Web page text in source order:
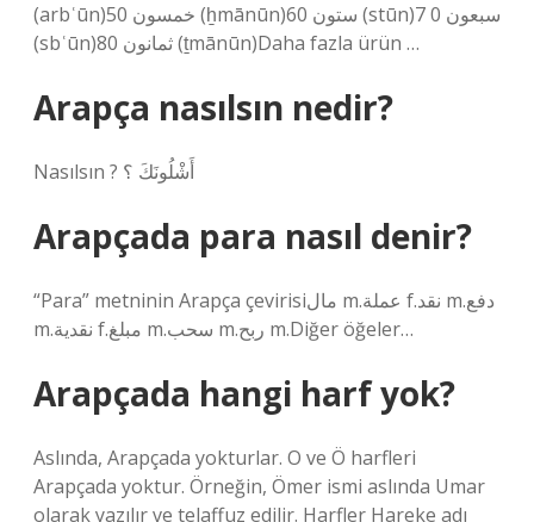
(arbʿūn)50 خمسون (ẖmānūn)60 ستون (stūn)7 0 سبعون
(sbʿūn)80 ثمانون (ṯmānūn)Daha fazla ürün …
Arapça nasılsın nedir?
Nasılsın ? أَشْلُونَكَ ؟
Arapçada para nasıl denir?
“Para” metninin Arapça çevirisiمال m.عملة f.نقد m.دفع
m.نقدية f.مبلغ m.سحب m.ربح m.Diğer öğeler…
Arapçada hangi harf yok?
Aslında, Arapçada yokturlar. O ve Ö harfleri
Arapçada yoktur. Örneğin, Ömer ismi aslında Umar
olarak yazılır ve telaffuz edilir. Harfler Hareke adı